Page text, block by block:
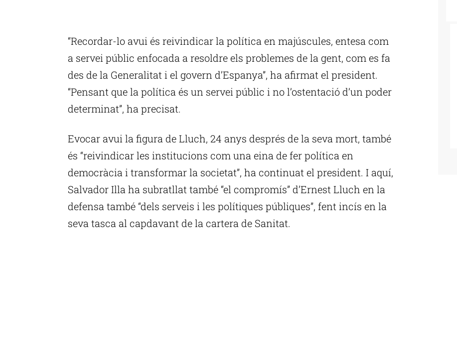
“Recordar-lo avui és reivindicar la política en majúscules, entesa com
a servei públic enfocada a resoldre els problemes de la gent, com es fa
des de la Generalitat i el govern d’Espanya”, ha afirmat el president.
“Pensant que la política és un servei públic i no l’ostentació d’un poder
determinat”, ha precisat.
Evocar avui la figura de Lluch, 24 anys després de la seva mort, també
és “reivindicar les institucions com una eina de fer política en
democràcia i transformar la societat”, ha continuat el president. I aquí,
Salvador Illa ha subratllat també “el compromís” d’Ernest Lluch en la
defensa també “dels serveis i les polítiques públiques”, fent incís en la
seva tasca al capdavant de la cartera de Sanitat.